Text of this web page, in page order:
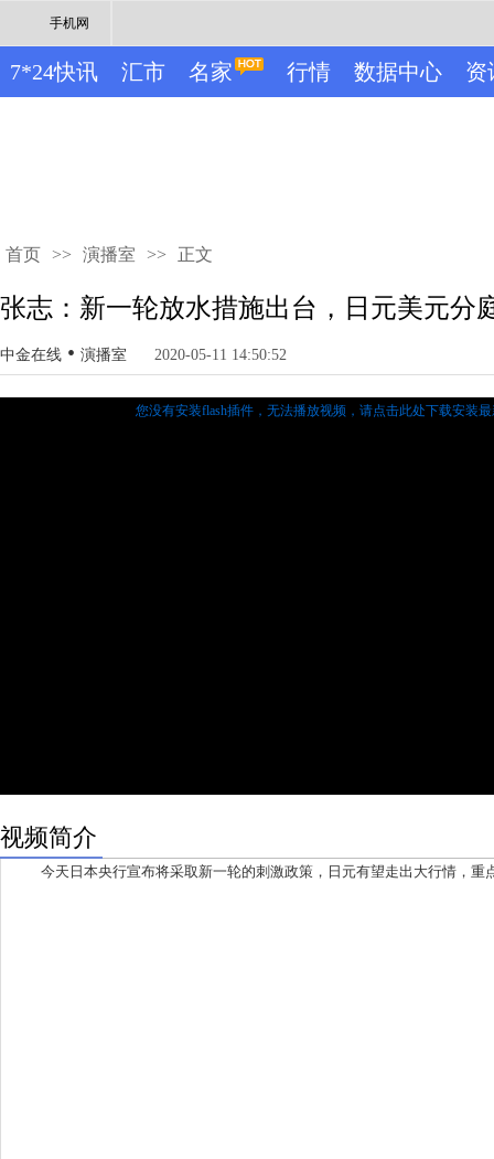
手机网
7*24快讯 汇市 名家 行情 数据中心 资
首页 >> 演播室 >> 正文
张志：新一轮放水措施出台，日元美元分
中金在线 • 演播室 2020-05-11 14:50:52
您没有安装flash插件，无法播放视频， 请点击此处下载安装
视频简介
今天日本央行宣布将采取新一轮的刺激政策，日元有望走出大行情，重